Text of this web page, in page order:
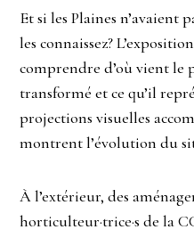
Et si les Plaines n’avaient
les connaissez?
comprendre d’où vient le
transformé et ce qu’il
projections visuelles
montrent l’évolution du
À l’extérieur, des
horticulteur·trice·s de la